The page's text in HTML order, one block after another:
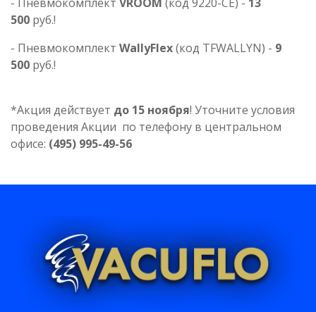
500 руб.!
- Пневмокомплект WallyFlex(код TFWALLYN) - 9
500 руб.!
*Акция действует до 15 ноября! Уточните условия
проведения Акции по телефону в центральном
офисе: (495) 995-49-56